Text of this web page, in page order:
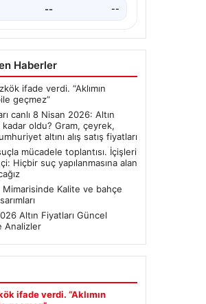
-- --
Haberler
ifade verdi. “Aklımın
geçmez”
canlı 8 Nisan 2026: Altın
kadar oldu? Gram, çeyrek,
altını alış satış fiyatları
mücadele toplantısı. İçişleri
Hiçbir suç yapılanmasına alan
Mimarisinde Kalite ve bahçe
Altın Fiyatları Güncel
Analizler
ifade verdi. “Aklımın